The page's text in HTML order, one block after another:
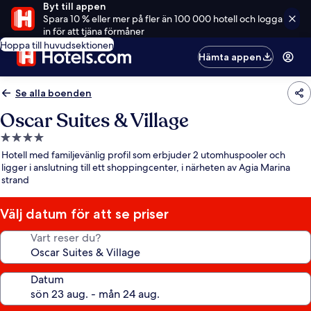
Byt till appen
Spara 10 % eller mer på fler än 100 000 hotell och logga
in för att tjäna förmåner
Hoppa till huvudsektionen
Hämta appen
Se alla boenden
Oscar Suites & Village
4.0-
stjärnigt
boende
Hotell med familjevänlig profil som erbjuder 2 utomhuspooler och
ligger i anslutning till ett shoppingcenter, i närheten av Agia Marina
strand
Välj datum för att se priser
Vart reser du?
Datum